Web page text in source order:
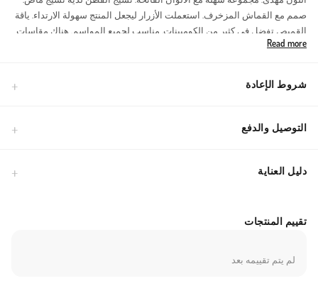
صمم مع القماش المزخرف. استعملت الأزرار ليجعل المنتج سهولة الارتداء. ياقة
القميص تفضل في كثير من الكومبينات. مناسب لجميع المواسم. هناك مقاسات
كبيرة.
الطبيعي عالي الجودة. يتميز بتصميمه العملي بياقة قميص وأزرار كاملة، مما
يجعله مثالياً للاستخدام اليومي في مختلف الفصول. يضمن القماش القطني
بمرور الهواء ويمنع التعرق.تصميم طويل وفضفاض يوفر التغطية الكاملة والراحة
العمل أو في نزهة كاجوال، فإن هذا التونيك يمنحك الثقة التي تحتاجينها. صُمم
Made in Türkiye
Read more
شروط الإعادة
التوصيل والدفع
دليل العناية
تقييم المنتجات
لم يتم تقييمه بعد